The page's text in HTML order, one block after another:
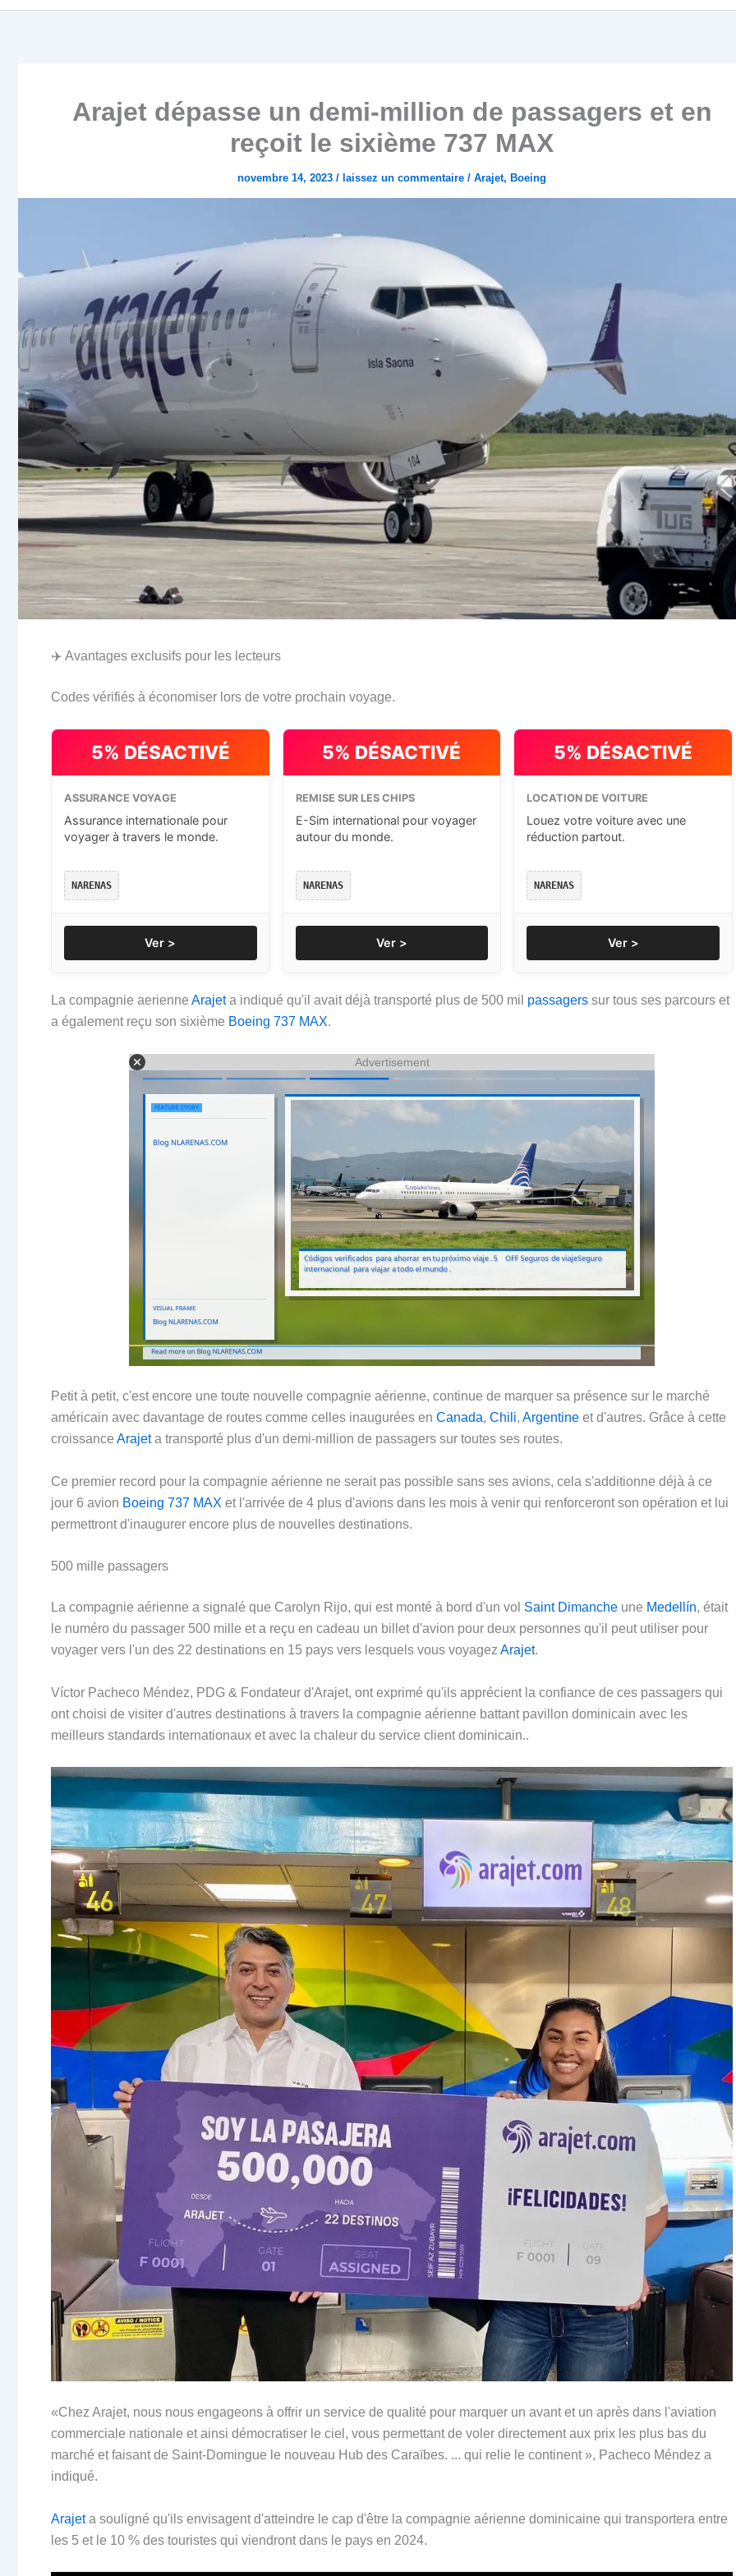
Arajet dépasse un demi-million de passagers et en
reçoit le sixième 737 MAX
novembre 14, 2023 / laissez un commentaire / Arajet, Boeing
✈️ Avantages exclusifs pour les lecteurs
Codes vérifiés à économiser lors de votre prochain voyage.
5% DÉSACTIVÉ
ASSURANCE VOYAGE
Assurance internationale pour
voyager à travers le monde.
NARENAS
Ver >
5% DÉSACTIVÉ
REMISE SUR LES CHIPS
E-Sim international pour voyager
autour du monde.
NARENAS
Ver >
5% DÉSACTIVÉ
LOCATION DE VOITURE
Louez votre voiture avec une
réduction partout.
NARENAS
Ver >
La compagnie aerienne Arajeta indiqué qu'il avait déjà transporté plus de 500 mil passagers sur tous ses parcours et
a également reçu son sixième Boeing 737 MAX.
Advertisement
Petit à petit, c'est encore une toute nouvelle compagnie aérienne, continue de marquer sa présence sur le marché
américain avec davantage de routes comme celles inaugurées en Canada, Chili, Argentine et d'autres. Grâce à cette
croissance Arajeta transporté plus d'un demi-million de passagers sur toutes ses routes.
Ce premier record pour la compagnie aérienne ne serait pas possible sans ses avions, cela s'additionne déjà à ce
jour 6 avion Boeing 737 MAX et l'arrivée de 4 plus d'avions dans les mois à venir qui renforceront son opération et lui
permettront d'inaugurer encore plus de nouvelles destinations.
500 mille passagers
La compagnie aérienne a signalé que Carolyn Rijo, qui est monté à bord d'un vol Saint Dimanche une Medellín, était
le numéro du passager 500 mille et a reçu en cadeau un billet d'avion pour deux personnes qu'il peut utiliser pour
voyager vers l'un des 22 destinations en 15 pays vers lesquels vous voyagez Arajet.
Víctor Pacheco Méndez, PDG & Fondateur d'Arajet, ont exprimé qu'ils apprécient la confiance de ces passagers qui
ont choisi de visiter d'autres destinations à travers la compagnie aérienne battant pavillon dominicain avec les
meilleurs standards internationaux et avec la chaleur du service client dominicain..
«Chez Arajet, nous nous engageons à offrir un service de qualité pour marquer un avant et un après dans l'aviation
commerciale nationale et ainsi démocratiser le ciel, vous permettant de voler directement aux prix les plus bas du
marché et faisant de Saint-Domingue le nouveau Hub des Caraïbes. ... qui relie le continent », Pacheco Méndez a
indiqué.
Arajeta souligné qu'ils envisagent d'atteindre le cap d'être la compagnie aérienne dominicaine qui transportera entre
les 5 et le 10 % des touristes qui viendront dans le pays en 2024.